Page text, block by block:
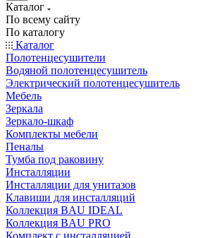
Каталог
По всему сайту
По каталогу
Каталог
Полотенцесушители
Водяной полотенцесушитель
Электрический полотенцесушитель
Мебель
Зеркала
Зеркало-шкаф
Комплекты мебели
Пеналы
Тумба под раковину
Инсталляции
Инсталляции для унитазов
Клавиши для инсталляций
Коллекция BAU IDEAL
Коллекция BAU PRO
Комплект с инсталляцией